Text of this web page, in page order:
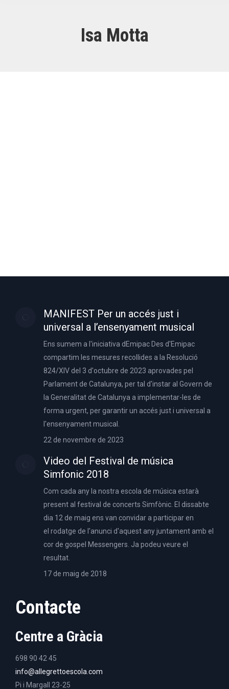
Isa Motta
MANIFEST Per un accés just i
universal a l’ensenyament musical
Ens sumem a l'iniciativa dEmipac Des d'Emipac
compartim les mesures recollides a la Resolució
824/XIV del 3 d'octubre de 2023 aprovades pel
Parlament de Catalunya, per tal d'instar al Govern de
la Generalitat de Catalunya a implementar-les de
forma urgent, per garantir un accés just i universal a
l'ensenyament musical.
22 de novembre de 2023
Video del Festival de música
Simfonic 2018
Com cada any la nostra escola de música estarà
present al festival de concerts Simfònic. El dissabte
dia 12 de maig ens van convidar a participar en
el rodatge de l'anunci d'aquest any juntament amb el
cor de gospel Messengers. Ja podeu veure el
resultat.
17 de maig de 2018
Contacte
Centre a Gràcia
698 90 42 45
info@allegrettoescola.com
Pi i Margall 23-25